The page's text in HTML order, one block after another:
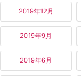
2019年12月
2019年9月
2019年6月